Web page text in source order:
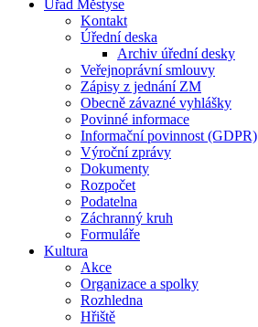
Úřad Městyse
Kontakt
Úřední deska
Archiv úřední desky
Veřejnoprávní smlouvy
Zápisy z jednání ZM
Obecně závazné vyhlášky
Povinné informace
Informační povinnost (GDPR)
Výroční zprávy
Dokumenty
Rozpočet
Podatelna
Záchranný kruh
Formuláře
Kultura
Akce
Organizace a spolky
Rozhledna
Hřiště